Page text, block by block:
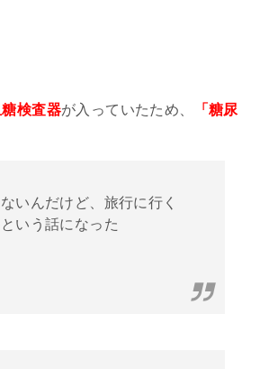
糖検査器が入っていたため、
「糖尿
いんだけど、旅行に行く
いう話になった